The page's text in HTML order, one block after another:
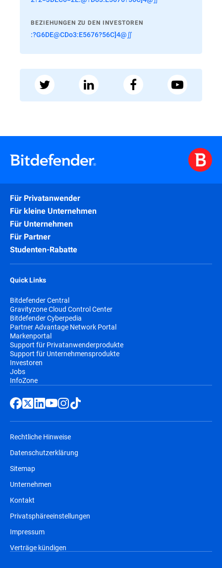
BEZIEHUNGEN ZU DEN INVESTOREN
:?G6DE@CDo3:E5676?56C]4@∬
Für Privatanwender
Für kleine Unternehmen
Für Unternehmen
Für Partner
Studenten-Rabatte
Quick Links
Bitdefender Central
Gravityzone Cloud Control Center
Bitdefender Cyberpedia
Partner Advantage Network Portal
Markenportal
Support für Privatanwenderprodukte
Support für Unternehmensprodukte
Investoren
Jobs
InfoZone
Rechtliche Hinweise
Datenschutzerklärung
Sitemap
Unternehmen
Kontakt
Privatsphäreeinstellungen
Impressum
Verträge kündigen